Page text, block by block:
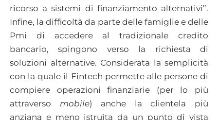
ricorso a sistemi di finanziamento alternativi”.
Infine, la difficoltà da parte delle famiglie e delle
Pmi di accedere al tradizionale credito
bancario, spingono verso la richiesta di
soluzioni alternative. Considerata la semplicità
con la quale il Fintech permette alle persone di
compiere operazioni finanziarie (per lo più
attraverso mobile) anche la clientela più
anziana e meno istruita da un punto di vista